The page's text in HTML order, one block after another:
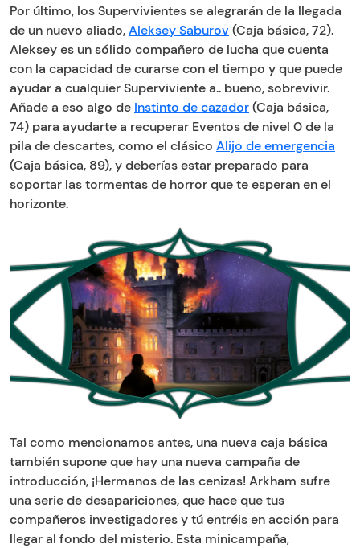
Por último, los Supervivientes se alegrarán de la llegada
de un nuevo aliado,Aleksey Saburov (Caja básica, 72).
Aleksey es un sólido compañero de lucha que cuenta
con la capacidad de curarse con el tiempo y que puede
ayudar a cualquier Superviviente a.. bueno, sobrevivir.
Añade a eso algo de Instinto de cazador(Caja básica,
74) para ayudarte a recuperar Eventos de nivel 0 de la
pila de descartes, como el clásico Alijo de emergencia
(Caja básica, 89), y deberías estar preparado para
soportar las tormentas de horror que te esperan en el
horizonte.
Tal como mencionamos antes, una nueva caja básica
también supone que hay una nueva campaña de
introducción, ¡Hermanos de las cenizas! Arkham sufre
una serie de desapariciones, que hace que tus
compañeros investigadores y tú entréis en acción para
llegar al fondo del misterio. Esta minicampaña,